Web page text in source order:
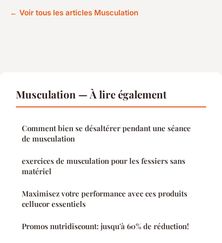
← Voir tous les articles Musculation
Musculation — À lire également
Comment bien se désaltérer pendant une séance
de musculation
exercices de musculation pour les fessiers sans
matériel
Maximisez votre performance avec ces produits
cellucor essentiels
Promos nutridiscount: jusqu'à 60% de réduction!